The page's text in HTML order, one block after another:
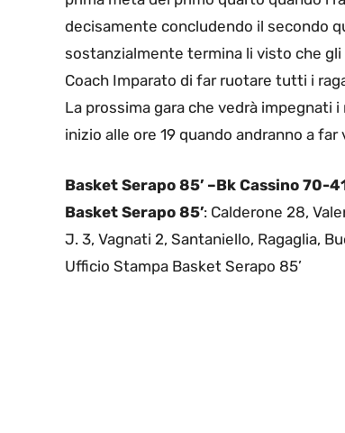
decisamente concludendo il secondo
sostanzialmente termina li visto che
Coach Imparato di far ruotare tutti i
La prossima gara che vedrà impegnati
inizio alle ore 19 quando andranno a far
Basket Serapo 85’ –Bk Cassino 70-
Basket Serapo 85’: Calderone 28,
J. 3, Vagnati 2, Santaniello, Ragaglia,
Ufficio Stampa Basket Serapo 85’